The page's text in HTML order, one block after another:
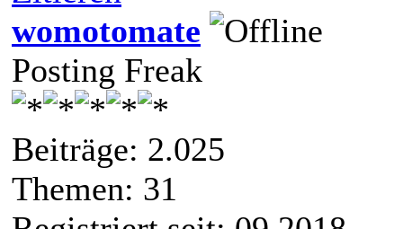
womotomate
Posting Freak
Beiträge: 2.025
Themen: 31